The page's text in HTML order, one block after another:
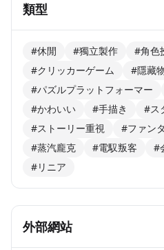
類型
#休閒 #獨立製作 #角色
#クリッカーゲーム
#隱藏
#パズルプラットフォーマー
#かわいい
#手描き
#ス
#ストーリー重視
#ファン
#蒸汽龐克
#電馭叛客 #
#リニア
外部網站